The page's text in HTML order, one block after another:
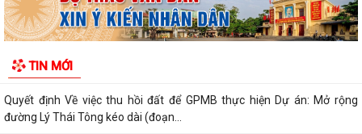
TIN MỚI
cho báo chí của Ủy ban nhân...
đường Lý Thái Tông kéo dài (đoạn...
Quyết định Về việc thu hồi đất để GPMB thực hiện Dự án: Mở rộng
đường Lý Thái Tông kéo dài (đoạn...